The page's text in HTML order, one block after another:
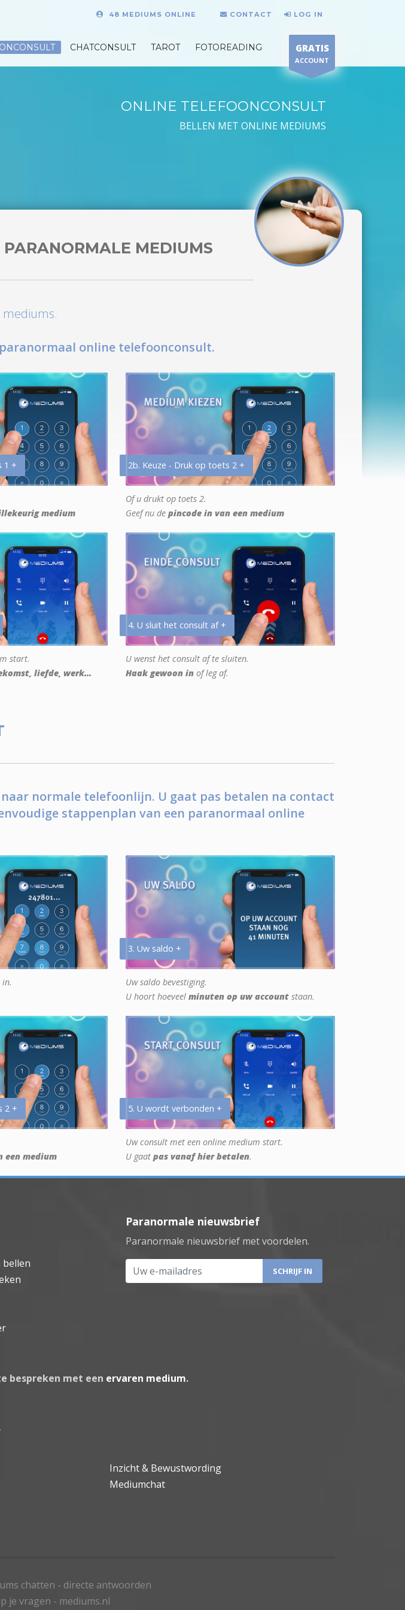
48 MEDIUMS ONLINE CONTACT LOG IN
CHATCONSULT TAROT FOTOREADING GRATIS
ACCOUNT
ONLINE TELEFOONCONSULT
BELLEN MET ONLINE MEDIUMS
PARANORMALE MEDIUMS
online telefoonconsult.
1 +
medium
2b. Keuze - Druk op toets 2 +
Of u drukt op toets 2.
Geef nu de pincode in van een medium
start.
liefde, werk...
4. U sluit het consult af +
U wenst het consult af te sluiten.
Haak gewoon in of leg af.
normale telefoonlijn. U gaat pas betalen na contact
stappenplan van een paranormaal online
in.
3. Uw saldo +
Uw saldo bevestiging.
U hoort hoeveel minuten op uw account staan.
2 +
een medium
5. U wordt verbonden +
Uw consult met een online medium start.
U gaat pas vanaf hier betalen.
bellen
Paranormale nieuwsbrief
Paranormale nieuwsbrief met voordelen.
Uw e-mailadres
bespreken met een ervaren medium.
Inzicht & Bewustwording
Mediumchat
chatten - directe antwoorden
je vragen - mediums.nl